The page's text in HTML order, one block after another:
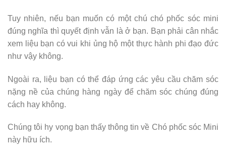
Tuy nhiên, nếu bạn muốn có một chú chó phốc sóc mini
đúng nghĩa thì quyết định vẫn là ở bạn. Bạn phải cân nhắc
xem liệu bạn có vui khi ủng hộ một thực hành phi đạo đức
như vậy không.
Ngoài ra, liệu bạn có thể đáp ứng các yêu cầu chăm sóc
nặng nề của chúng hàng ngày để chăm sóc chúng đúng
cách hay không.
Chúng tôi hy vọng bạn thấy thông tin về Chó phốc sóc Mini
này hữu ích.